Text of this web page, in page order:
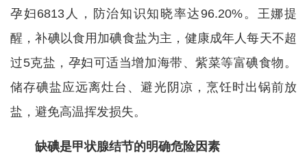
孕妇6813人，防治知识知晓率达96.20%。王娜提
醒，补碘以食用加碘食盐为主，健康成年人每天不超
过5克盐，孕妇可适当增加海带、紫菜等富碘食物。
储存碘盐应远离灶台、避光阴凉，烹饪时出锅前放
盐，避免高温挥发损失。
缺碘是甲状腺结节的明确危险因素